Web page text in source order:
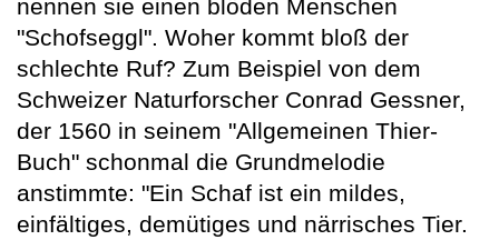
nennen sie einen blöden Menschen
"Schofseggl". Woher kommt bloß der
schlechte Ruf? Zum Beispiel von dem
Schweizer Naturforscher Conrad Gessner,
der 1560 in seinem "Allgemeinen Thier-
Buch" schonmal die Grundmelodie
anstimmte: "Ein Schaf ist ein mildes,
einfältiges, demütiges und närrisches Tier.